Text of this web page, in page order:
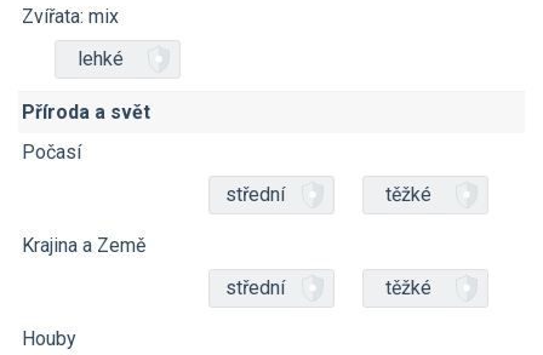
Zvířata: mix
lehké
Příroda a svět
Počasí
střední
těžké
Krajina a Země
střední
těžké
Houby